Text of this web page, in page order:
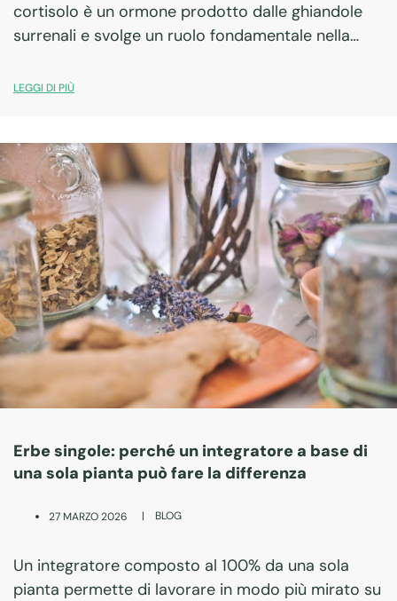
cortisolo è un ormone prodotto dalle ghiandole
surrenali e svolge un ruolo fondamentale nella
segue un ritmo circadiano preciso: aumenta al
LEGGI DI PIÙ
Erbe singole: perché un integratore a base di
una sola pianta può fare la differenza
27 MARZO 2026 | BLOG
Un integratore composto al 100% da una sola
pianta permette di lavorare in modo più mirato su